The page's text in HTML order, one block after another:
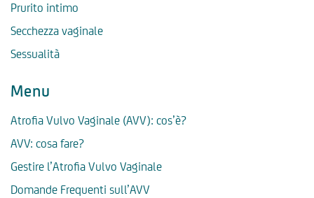
Prurito intimo
Secchezza vaginale
Sessualità
Menu
Atrofia Vulvo Vaginale (AVV): cos’è?
AVV: cosa fare?
Gestire l’Atrofia Vulvo Vaginale
Domande Frequenti sull’AVV